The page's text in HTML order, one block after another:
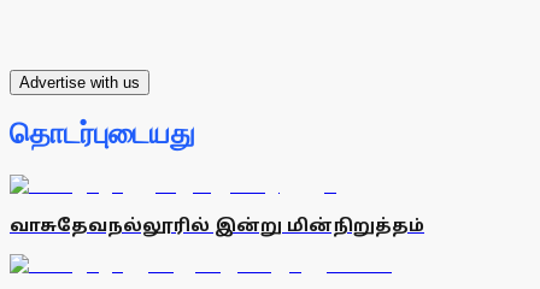
Advertise with us
தொடர்புடையது
வாசுதேவநல்லூரில் இன்று மின்நிறுத்தம்